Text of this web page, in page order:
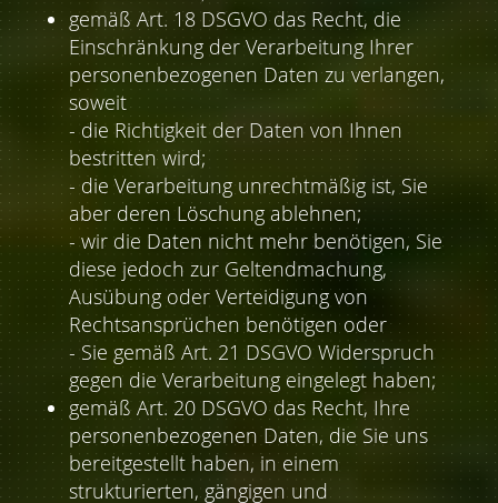
gemäß Art. 18 DSGVO das Recht, die
Einschränkung der Verarbeitung Ihrer
personenbezogenen Daten zu verlangen,
soweit
- die Richtigkeit der Daten von Ihnen
bestritten wird;
- die Verarbeitung unrechtmäßig ist, Sie
aber deren Löschung ablehnen;
- wir die Daten nicht mehr benötigen, Sie
diese jedoch zur Geltendmachung,
Ausübung oder Verteidigung von
Rechtsansprüchen benötigen oder
- Sie gemäß Art. 21 DSGVO Widerspruch
gegen die Verarbeitung eingelegt haben;
gemäß Art. 20 DSGVO das Recht, Ihre
personenbezogenen Daten, die Sie uns
bereitgestellt haben, in einem
strukturierten, gängigen und